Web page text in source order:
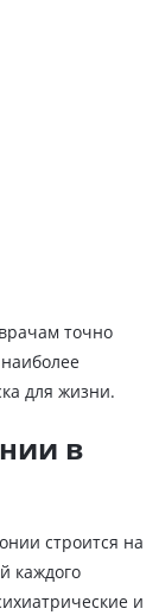
точно
для жизни.
в
строится на
каждого
и